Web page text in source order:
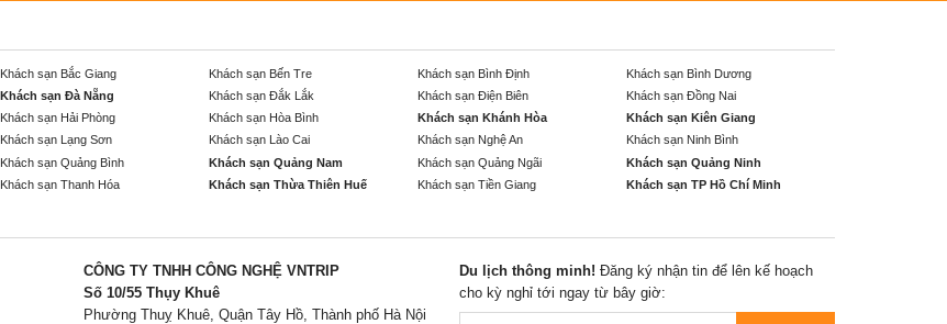
Khách sạn Bắc Giang Khách sạn Bến Tre Khách sạn Bình Định
Khách sạn Bình Dương
Khách sạn Đà Nẵng Khách sạn Đắk Lắk Khách sạn Điện Biên
Khách sạn Đồng Nai
Khách sạn Hải Phòng Khách sạn Hòa Bình Khách sạn Khánh Hòa
Khách sạn Kiên Giang
Khách sạn Lạng Sơn Khách sạn Lào Cai Khách sạn Nghệ An
Khách sạn Ninh Bình
Khách sạn Quảng Bình Khách sạn Quảng Nam Khách sạn Quảng Ngãi
Khách sạn Quảng Ninh
Khách sạn Thanh Hóa Khách sạn Thừa Thiên Huế Khách sạn Tiền Giang
Khách sạn TP Hồ Chí Minh
CÔNG TY TNHH CÔNG NGHỆ VNTRIP
Số 10/55 Thụy Khuê
Phường Thuỵ Khuê, Quận Tây Hồ, Thành phố Hà Nội
Du lịch thông minh! Đăng ký nhận tin để lên kế hoạch
cho kỳ nghỉ tới ngay từ bây giờ: